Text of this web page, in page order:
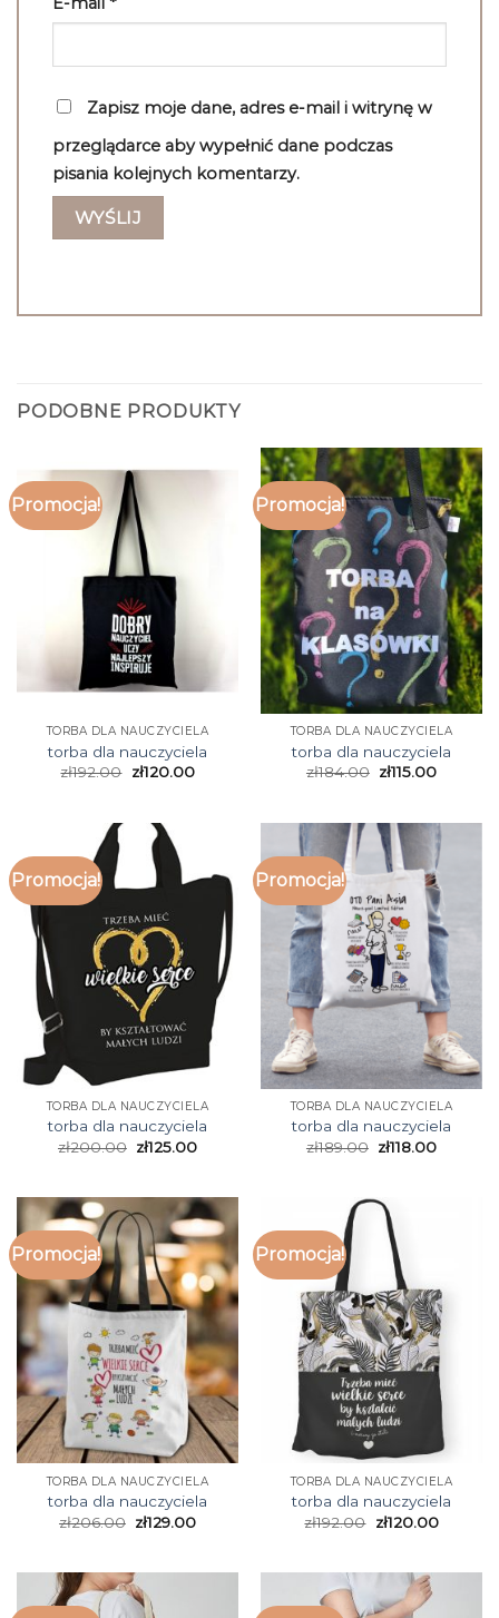
Zapisz moje dane, adres e-mail i witrynę w
przeglądarce aby wypełnić dane podczas
pisania kolejnych komentarzy.
PODOBNE PRODUKTY
Promocja!
TORBA DLA NAUCZYCIELA
torba dla nauczyciela
zł192.00 zł120.00
Promocja!
TORBA DLA NAUCZYCIELA
torba dla nauczyciela
zł184.00 zł115.00
Promocja!
TORBA DLA NAUCZYCIELA
torba dla nauczyciela
zł200.00 zł125.00
Promocja!
TORBA DLA NAUCZYCIELA
torba dla nauczyciela
zł189.00 zł118.00
Promocja!
TORBA DLA NAUCZYCIELA
torba dla nauczyciela
zł206.00 zł129.00
Promocja!
TORBA DLA NAUCZYCIELA
torba dla nauczyciela
zł192.00 zł120.00